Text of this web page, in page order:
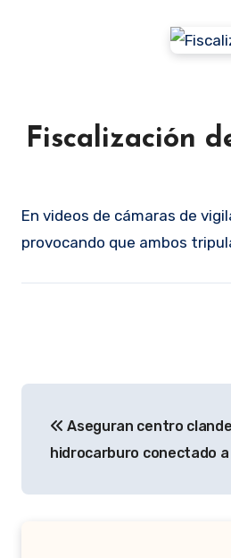
Fiscalización
En videos de cámaras de
provocando que ambos
de
Aseguran centro
hidrocarburo conectado